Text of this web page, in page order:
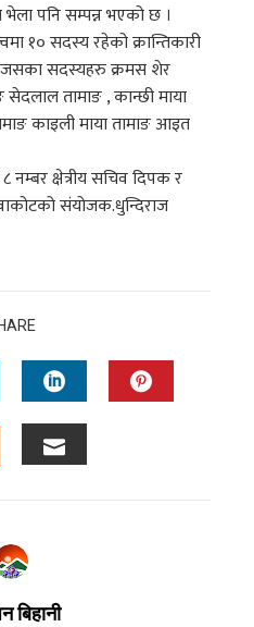
पनि सम्पन्न भएको छ ।
१० सदस्य रहेको क्रान्तिकारी
सदस्यहरु क्रमस शेर
तामाङ , कान्छी माया
काइली माया तामाङ आइत
नम्बर क्षेत्रीय सचिव दिपक र
संयोजक.धुन्दिराज
बिहानी